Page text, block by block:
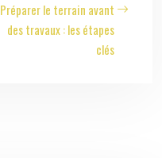
Préparer le terrain avant
des travaux : les étapes
clés